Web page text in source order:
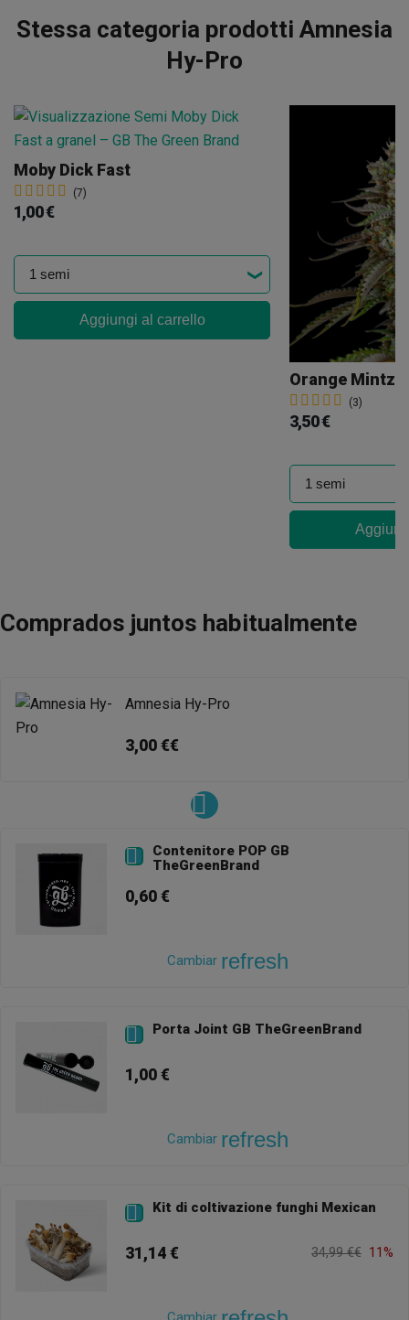
Stessa categoria prodotti Amnesia
Hy-Pro
Moby Dick Fast
(7)
1,00 €
Aggiungi al carrello
Orange Mintz
(3)
3,50 €
Comprados juntos habitualmente
Amnesia Hy-Pro
3,00 €€

Contenitore POP GB
TheGreenBrand
0,60 €
Cambiar refresh
 Porta Joint GB TheGreenBrand
1,00 €
Cambiar refresh
 Kit di coltivazione funghi Mexican
31,14 € 34,99 €€ 11%